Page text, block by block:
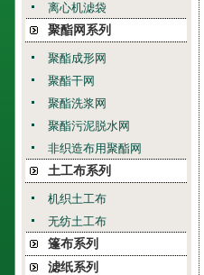
离心机滤袋
聚酯网系列
聚酯成形网
聚酯干网
聚酯洗浆网
聚酯污泥脱水网
非织造布用聚酯网
土工布系列
机织土工布
无纺土工布
篷布系列
滤纸系列